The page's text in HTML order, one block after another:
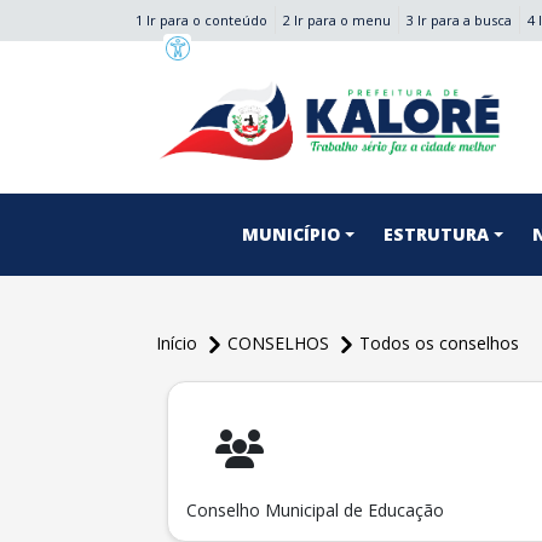
1 Ir para o conteúdo 2 Ir para o menu 3 Ir para a busca 4
MUNICÍPIO ESTRUTURA
Início CONSELHOS
Todos os conselhos
Conselho Municipal de Educação